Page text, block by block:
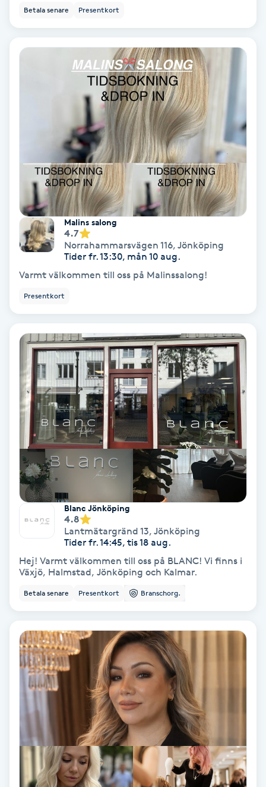
Huduppstramning
Hudvård
Hyaluronsyra
Hyperhidros
Hårborttagning
Hårbottenbehandling
Hårförlängning
Hårvård
Hälsa
Hälsprickor
Idrottsmassage
IPL hårborttagning
IR-massage
Japansk massage
Katun fransar
Kemisk peeling
Betala senare Presentkort
Malins salong
4.7
Norrahammarsvägen 116, Jönköping
Tider fr. 13:30, mån 10 aug.
Varmt välkommen till oss på Malinssalong!
Presentkort
Blanc Jönköping
4.8
Lantmätargränd 13, Jönköping
Tider fr. 14:45, tis 18 aug.
Hej! Varmt välkommen till oss på BLANC! Vi finns i
Växjö, Halmstad, Jönköping och Kalmar.
Betala senare Presentkort Branschorg.